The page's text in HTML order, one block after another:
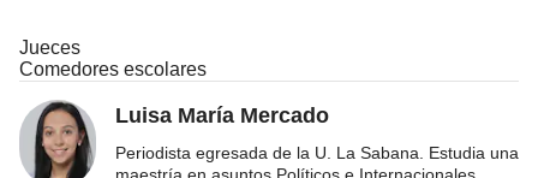
Jueces
Comedores escolares
Luisa María Mercado
Periodista egresada de la U. La Sabana. Estudia una